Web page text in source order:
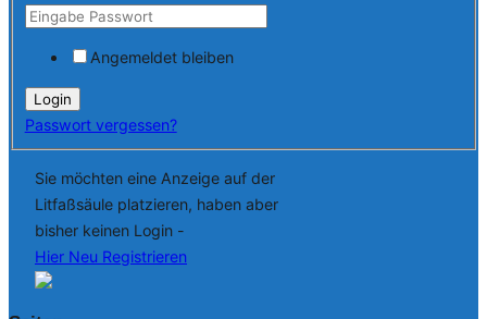
Angemeldet bleiben
Passwort vergessen?
Sie möchten eine Anzeige auf der
Litfaßsäule platzieren, haben aber
bisher keinen Login -
Hier Neu Registrieren